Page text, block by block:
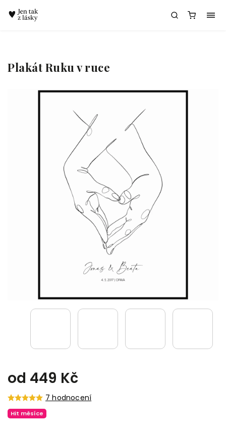
Plakát Ruku v ruce
od 449 Kč
Hit měsíce
7 hodnocení